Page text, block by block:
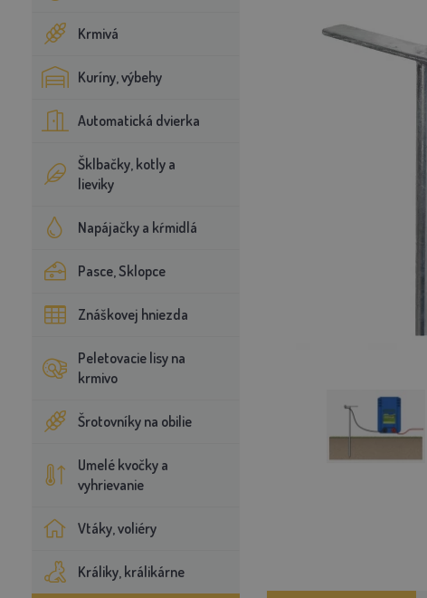
Krmivá
Kuríny, výbehy
Automatická dvierka
Šklbačky, kotly a
lieviky
Napájačky a kŕmidlá
Pasce, Sklopce
Znáškovej hniezda
Peletovacie lisy na
krmivo
Šrotovníky na obilie
Umelé kvočky a
vyhrievanie
Vtáky, voliéry
Králiky, králikárne